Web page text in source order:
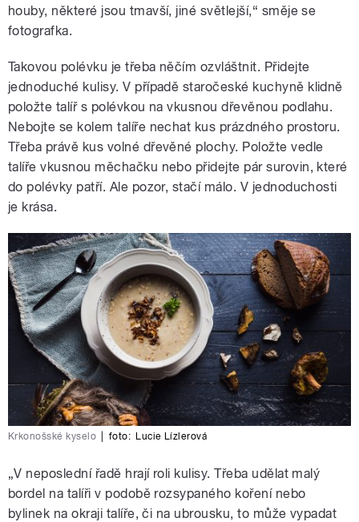
houby, některé jsou tmavší, jiné světlejší,“ směje se
fotografka.
Takovou polévku je třeba něčím ozvláštnit. Přidejte
jednoduché kulisy. V případě staročeské kuchyně klidně
položte talíř s polévkou na vkusnou dřevěnou podlahu.
Nebojte se kolem talíře nechat kus prázdného prostoru.
Třeba právě kus volné dřevěné plochy. Položte vedle
talíře vkusnou měchačku nebo přidejte pár surovin, které
do polévky patří. Ale pozor, stačí málo. V jednoduchosti
je krása.
Krkonošské kyselo foto: Lucie Lízlerová
„V neposlední řadě hrají roli kulisy. Třeba udělat malý
bordel na talíři v podobě rozsypaného koření nebo
bylinek na okraji talíře, či na ubrousku, to může vypadat